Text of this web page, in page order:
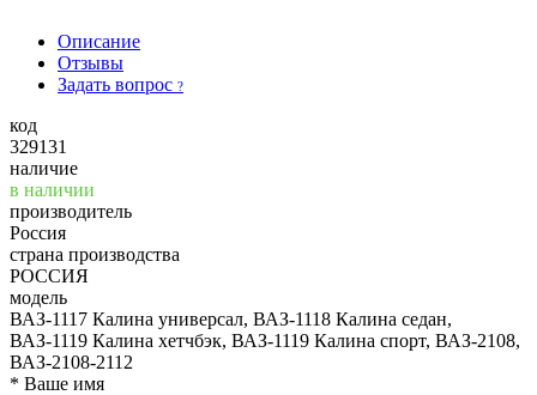
Описание
Отзывы
Задать вопрос ?
код
329131
наличие
в наличии
производитель
Россия
страна производства
РОССИЯ
модель
ВАЗ-1117 Калина универсал, ВАЗ-1118 Калина седан,
ВАЗ-1119 Калина хетчбэк, ВАЗ-1119 Калина спорт, ВАЗ-2108,
ВАЗ-2108-2112
* Ваше имя